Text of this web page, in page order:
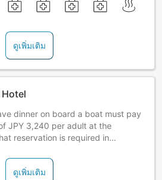
ดูเพิ่มเติม
dinner on board a boat must pay
JPY 3,240 per adult at the
reservation is required in
ดูเพิ่มเติม